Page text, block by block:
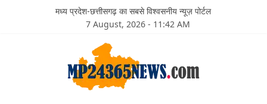
मध्य प्रदेश-छत्तीसगढ़ का सबसे विश्वसनीय न्यूज़ पोर्टल
7 August, 2026 - 11:42 AM